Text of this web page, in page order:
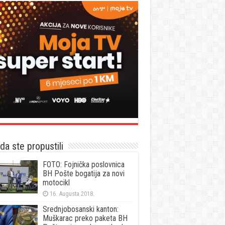
ste propustili
FOTO: Fojnička poslovnica
BH Pošte bogatija za novi
motocikl
16. Augusta 2018.
Srednjobosanski kanton:
Muškarac preko paketa BH